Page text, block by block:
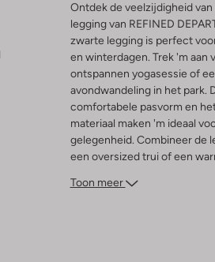
Ontdek de veelzijdigheid van
legging van REFINED
zwarte legging is perfect
en winterdagen. Trek 'm aan
ontspannen yogasessie of
avondwandeling in het park.
comfortabele pasvorm en
materiaal maken 'm ideaal
gelegenheid. Combineer de
een oversized trui of een
ANNA legging is een must-
Toon meer